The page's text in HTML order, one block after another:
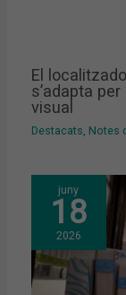
El
s’adapta
visual
Destacats Notes
juny
18
2026